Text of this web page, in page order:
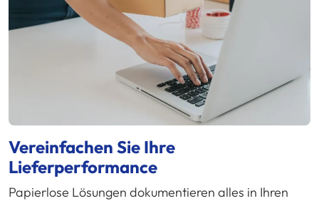
Vereinfachen Sie Ihre
Lieferperformance
Papierlose Lösungen dokumentieren alles in Ihren